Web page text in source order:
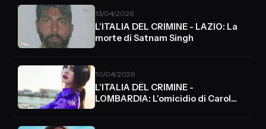
13/04/2026
L'ITALIA DEL CRIMINE - LAZIO: La
morte di Satnam Singh
10/04/2026
L'ITALIA DEL CRIMINE -
LOMBARDIA: L'omicidio di Carol